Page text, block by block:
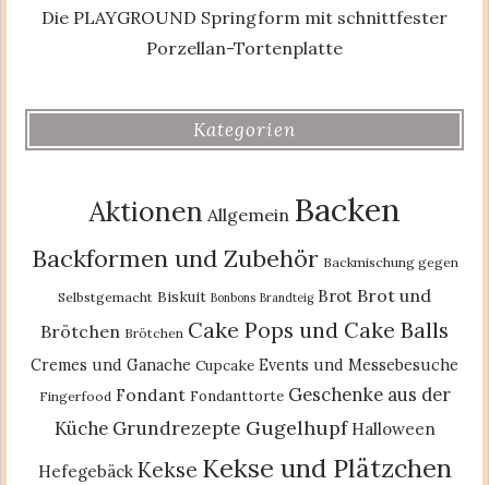
Die PLAYGROUND Springform mit schnittfester
Porzellan-Tortenplatte
Kategorien
Aktionen Allgemein Backen
Backformen und Zubehör Backmischung gegen
Selbstgemacht Biskuit Bonbons Brandteig Brot Brot und
Brötchen Brötchen Cake Pops und Cake Balls
Cremes und Ganache Cupcake Events und Messebesuche
Fingerfood Fondant Fondanttorte Geschenke aus der
Küche Grundrezepte Gugelhupf Halloween
Hefegebäck Kekse Kekse und Plätzchen